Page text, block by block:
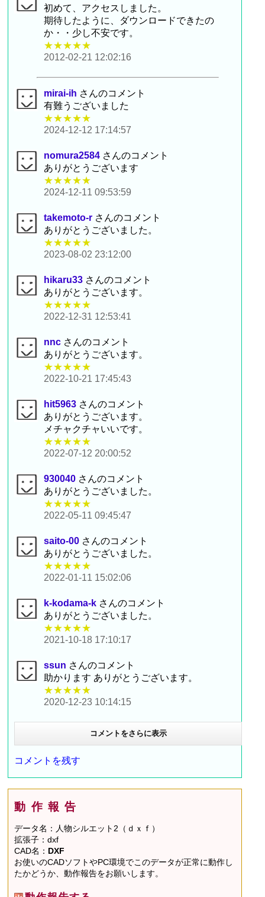
初めて、アクセスしました。
期待したように、ダウンロードできたの
か・・少し不安です。
★★★★★
2012-02-21 12:02:16
mirai-ih さんのコメント
有難うございました
★★★★★
2024-12-12 17:14:57
nomura2584 さんのコメント
ありがとうございます
★★★★★
2024-12-11 09:53:59
takemoto-r さんのコメント
ありがとうございました。
★★★★★
2023-08-02 23:12:00
hikaru33 さんのコメント
ありがとうございます。
★★★★★
2022-12-31 12:53:41
nnc さんのコメント
ありがとうございます。
★★★★★
2022-10-21 17:45:43
hit5963 さんのコメント
ありがとうございます。
メチャクチャいいです。
★★★★★
2022-07-12 20:00:52
930040 さんのコメント
ありがとうございました。
★★★★★
2022-05-11 09:45:47
saito-00 さんのコメント
ありがとうございました。
★★★★★
2022-01-11 15:02:06
k-kodama-k さんのコメント
ありがとうございました。
★★★★★
2021-10-18 17:10:17
ssun さんのコメント
助かります ありがとうございます。
★★★★★
2020-12-23 10:14:15
コメントをさらに表示
コメントを残す
動作報告
データ名：人物シルエット2（ｄｘｆ）
拡張子：dxf
CAD名： DXF
お使いのCADソフトやPC環境でこのデータが正常に動作し
たかどうか、動作報告をお願いします。